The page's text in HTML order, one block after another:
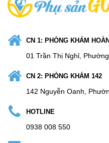
CN 1: PHÒNG KHÁM
01 Trần Thị Nghỉ,
CN 2: PHÒNG KHÁM 142
142 Nguyễn Oanh,
HOTLINE
0938 008 550